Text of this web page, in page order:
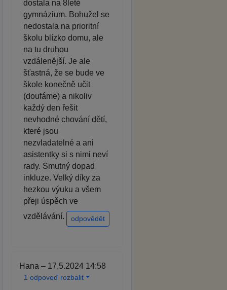
dostala na 8leté
gymnázium. Bohužel se
nedostala na prioritní
školu blízko domu, ale
na tu druhou
vzdálenější. Je ale
šťastná, že se bude ve
škole konečně učit
(doufáme) a nikoliv
každý den řešit
nevhodné chování dětí,
které jsou
nezvladatelné a ani
asistentky si s nimi neví
rady. Smutný dopad
inkluze. Velký díky za
hezkou výuku a všem
přeji úspěch ve
vzdělávání.
odpovědět
Hana – 17.5.2024 14:58
1 odpoveď rozbalit